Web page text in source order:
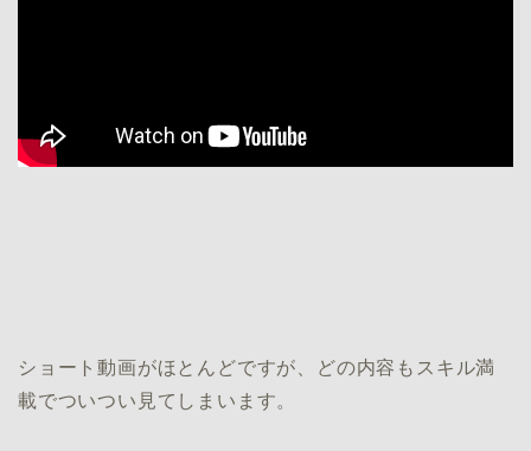
ショート動画がほとんどですが、どの内容もスキル満
載でついつい見てしまいます。